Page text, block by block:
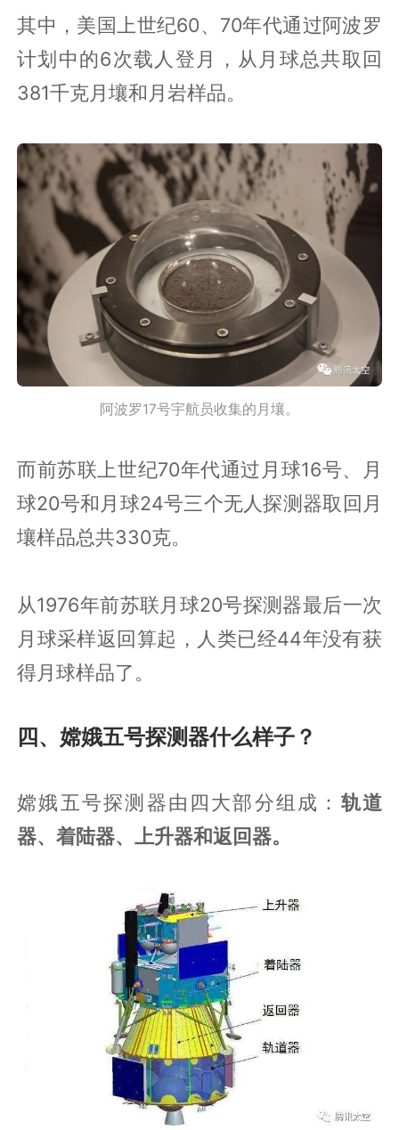
其中，美国上世纪60、70年代通过阿波罗
计划中的6次载人登月，从月球总共取回
381千克月壤和月岩样品。
阿波罗17号宇航员收集的月壤。
而前苏联上世纪70年代通过月球16号、月
球20号和月球24号三个无人探测器取回月
壤样品总共330克。
从1976年前苏联月球20号探测器最后一次
月球采样返回算起，人类已经44年没有获
得月球样品了。
四、嫦娥五号探测器什么样子？
嫦娥五号探测器由四大部分组成： 轨道
器、着陆器、上升器和返回器。